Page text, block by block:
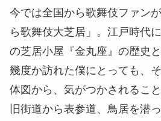
今では全国から歌舞伎ファン
ら歌舞伎大芝居」。江戸時代
の芝居小屋『金丸座』の歴史と
幾度か訪れた僕にとっても、
体図から、気がつかされること
旧街道から表参道、鳥居を潜